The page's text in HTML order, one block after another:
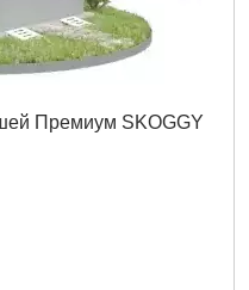
Премиум SKOGGY